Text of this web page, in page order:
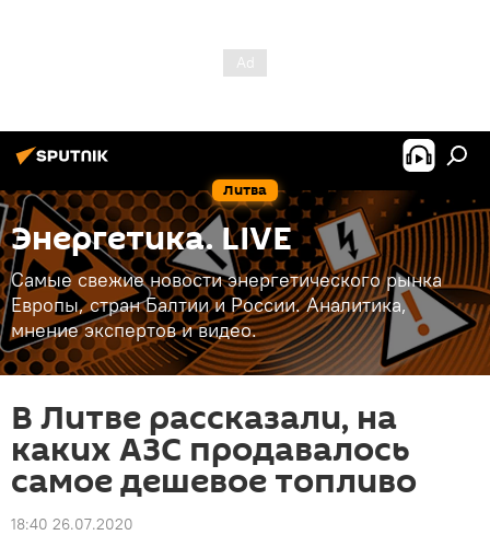
Литва
Энергетика. LIVE
Самые свежие новости энергетического рынка
Европы, стран Балтии и России. Аналитика,
мнение экспертов и видео.
В Литве рассказали, на
каких АЗС продавалось
самое дешевое топливо
18:40 26.07.2020